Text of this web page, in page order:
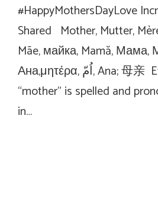
#HappyMothersDayLove
Shared Mother, Mutter,
Mãe, майка, Mamă,
Ана,μητέρα, اُمّ, Ana; 母亲 Even if the word
“mother” is spelled and
in…